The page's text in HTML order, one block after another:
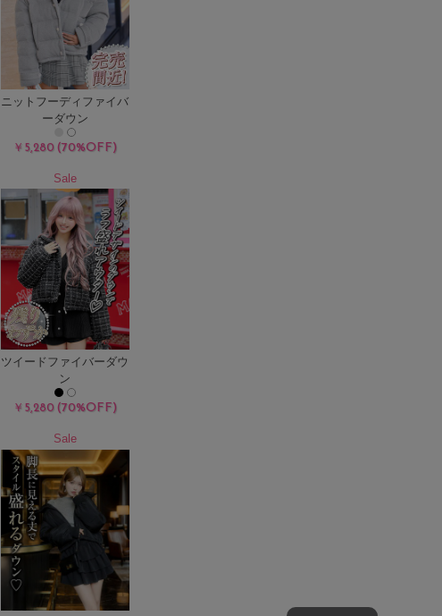
ニットフーディファイバ
ーダウン
￥5,280(70%OFF)
Sale
ツイードファイバーダウ
ン
￥5,280(70%OFF)
Sale